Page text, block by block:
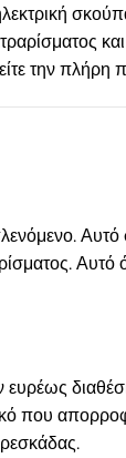
την
Αυτό
Αυτό
ευρέως
που